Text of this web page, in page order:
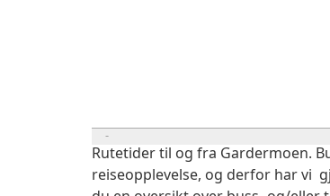
Rutetider til og fra Gardermoen.
reiseopplevelse, og derfor har vi